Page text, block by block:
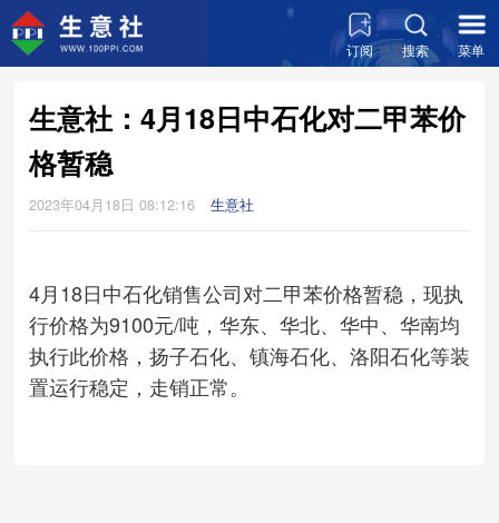
订阅 搜索 菜单
生意社：4月18日中石化对二甲苯价
格暂稳
2023年04月18日 08:12:16 生意社
4月18日中石化销售公司对二甲苯价格暂稳，现执
行价格为9100元/吨，华东、华北、华中、华南均
执行此价格，扬子石化、镇海石化、洛阳石化等装
置运行稳定，走销正常。